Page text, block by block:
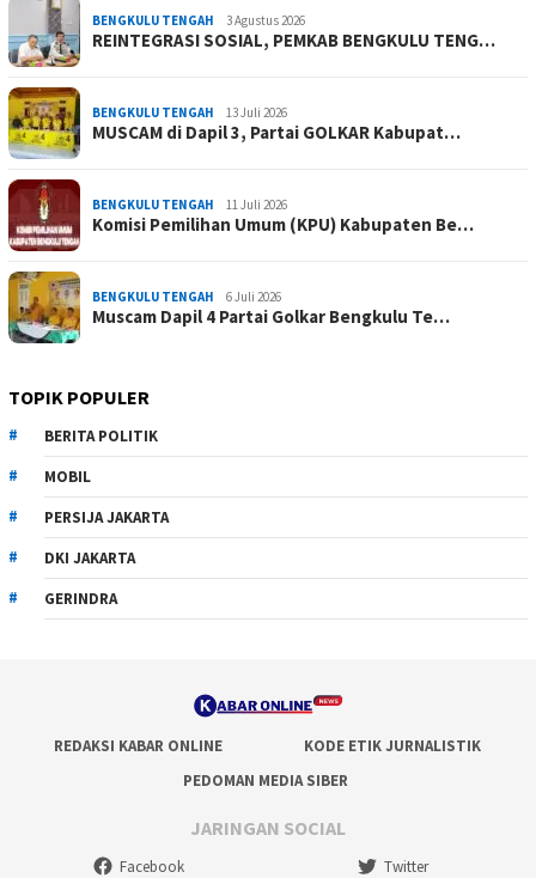
BENGKULU TENGAH 3 Agustus 2026
REINTEGRASI SOSIAL, PEMKAB BENGKULU TENG…
BENGKULU TENGAH 13 Juli 2026
MUSCAM di Dapil 3, Partai GOLKAR Kabupat…
BENGKULU TENGAH 11 Juli 2026
Komisi Pemilihan Umum (KPU) Kabupaten Be…
BENGKULU TENGAH 6 Juli 2026
Muscam Dapil 4 Partai Golkar Bengkulu Te…
TOPIK POPULER
BERITA POLITIK
MOBIL
PERSIJA JAKARTA
DKI JAKARTA
GERINDRA
REDAKSI KABAR ONLINE
KODE ETIK JURNALISTIK
PEDOMAN MEDIA SIBER
JARINGAN SOCIAL
Facebook Twitter